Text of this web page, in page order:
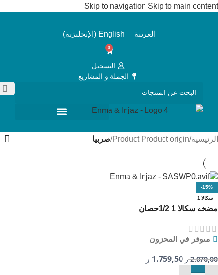
Skip to navigation Skip to main content
العربية English
( الإنجليزية)
0
التسجيل
الجملة و المشاريع
الرئيسية/
Product Product origin
/صربيا
-15%
سكالا 1
مضخه سكالا 1 1/2حصان
متوفر في المخزون
2.070,00 ر 1.759,50 ر